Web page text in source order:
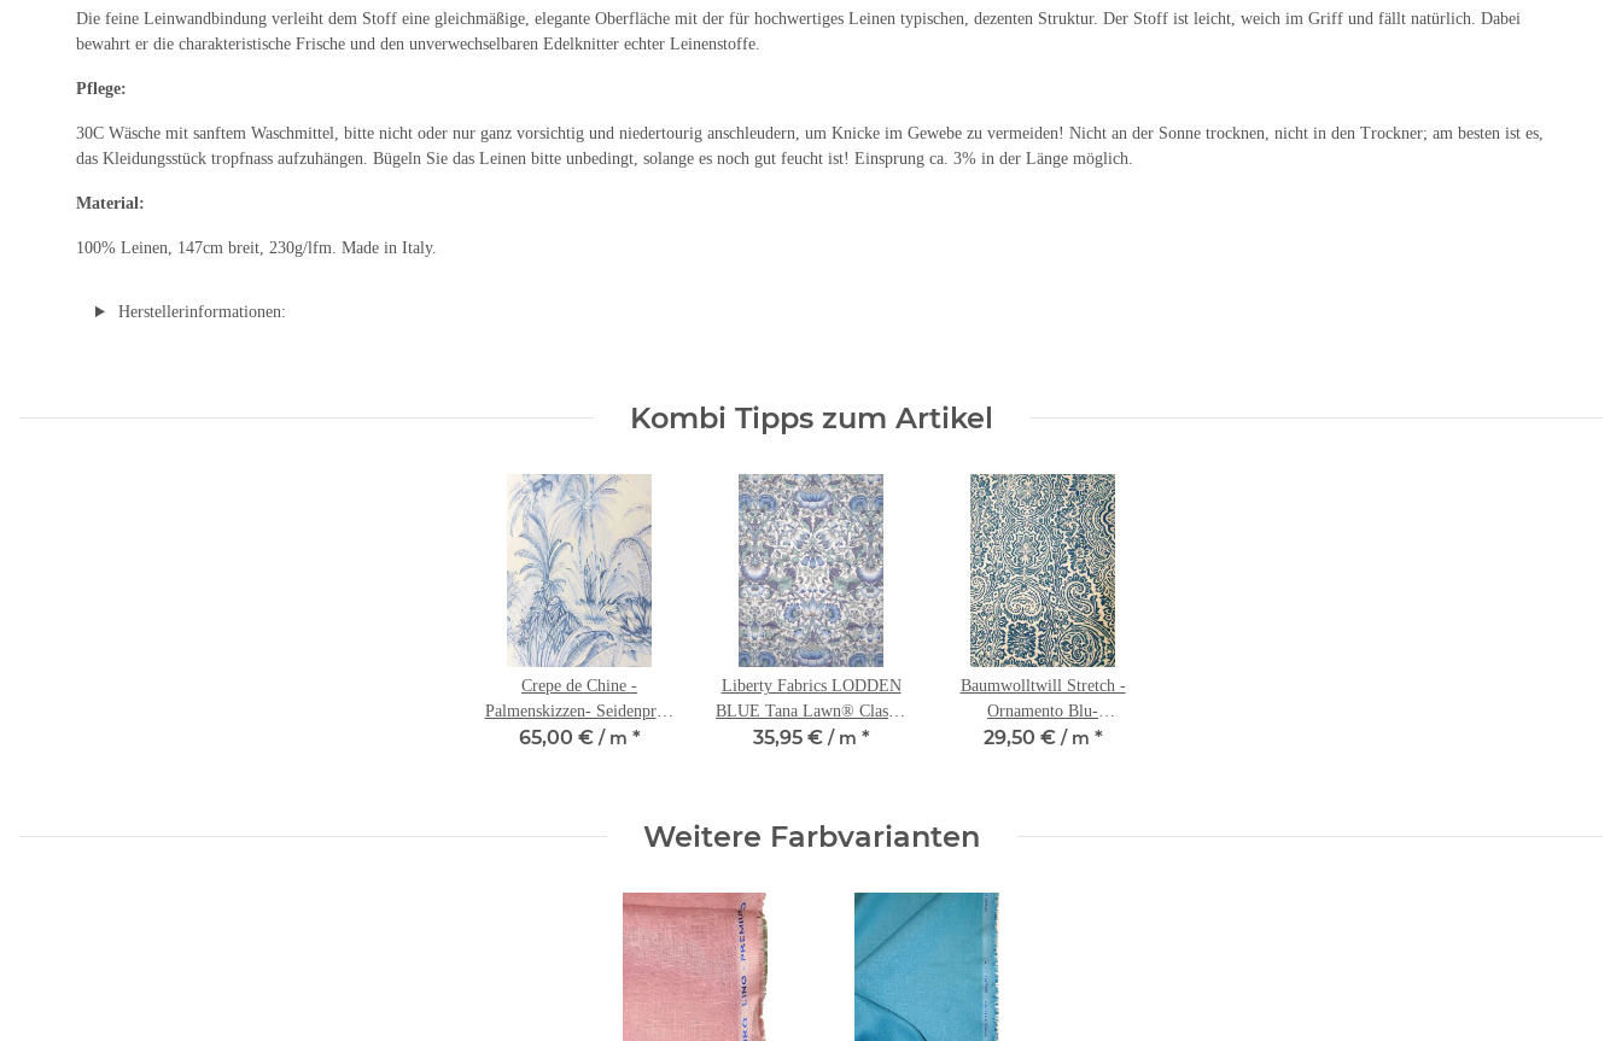
Die feine Leinwandbindung verleiht dem Stoff eine gleichmäßige, elegante Oberfläche mit der für hochwertiges Leinen typischen, dezenten Struktur. Der Stoff ist leicht, weich im Griff und fällt natürlich. Dabei
bewahrt er die charakteristische Frische und den unverwechselbaren Edelknitter echter Leinenstoffe.
Pflege:
30C Wäsche mit sanftem Waschmittel, bitte nicht oder nur ganz vorsichtig und niedertourig anschleudern, um Knicke im Gewebe zu vermeiden! Nicht an der Sonne trocknen, nicht in den Trockner; am besten ist es,
das Kleidungsstück tropfnass aufzuhängen. Bügeln Sie das Leinen bitte unbedingt, solange es noch gut feucht ist! Einsprung ca. 3% in der Länge möglich.
Material:
100% Leinen, 147cm breit, 230g/lfm. Made in Italy.
Herstellerinformationen:
Kombi Tipps zum Artikel
Crepe de Chine -
Palmenskizzen- Seidenprint
Italien
65,00 €/ m *
Liberty Fabrics LODDEN
BLUE Tana Lawn® Classic
Collection
35,95 €/ m *
Baumwolltwill Stretch -
Ornamento Blu-
Italienischer Designerprint
29,50 €/ m *
Weitere Farbvarianten